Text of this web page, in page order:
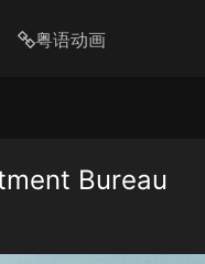
粤语动画
Bureau